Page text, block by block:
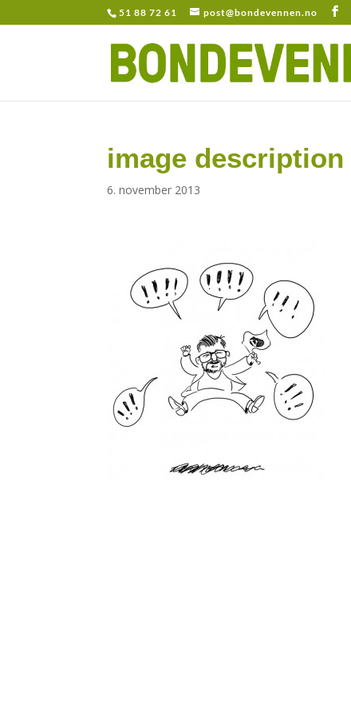
51 88 72 61 post@bondevennen.no
image description
6. november 2013